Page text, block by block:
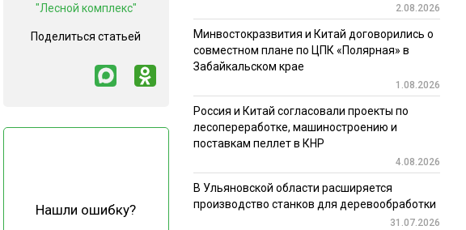
"Лесной комплекс"
Поделиться статьей
Нашли ошибку?
2.08.2026
Минвостокразвития и Китай договорились о
совместном плане по ЦПК «Полярная» в
Забайкальском крае
1.08.2026
Россия и Китай согласовали проекты по
лесопереработке, машиностроению и
поставкам пеллет в КНР
4.08.2026
В Ульяновской области расширяется
производство станков для деревообработки
31.07.2026